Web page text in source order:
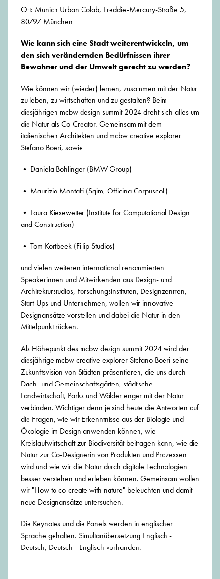
Ort: Munich Urban Colab, Freddie-Mercury-Straße 5,
80797 München
Wie kann sich eine Stadt weiterentwickeln, um
den sich verändernden Bedürfnissen ihrer
Bewohner und der Umwelt gerecht zu werden?
Wie können wir (wieder) lernen, zusammen mit der Natur
zu leben, zu wirtschaften und zu gestalten? Beim
diesjährigen mcbw design summit 2024 dreht sich alles um
die Natur als Co-Creator. Gemeinsam mit dem
italienischen Architekten und mcbw creative explorer
Stefano Boeri, sowie
• Daniela Bohlinger (BMW Group)
• Maurizio Montalti (Sqim, Officina Corpuscoli)
• Laura Kiesewetter (Institute for Computational Design
and Construction)
• Tom Kortbeek (Fillip Studios)
und vielen weiteren international renommierten
Speakerinnen und Mitwirkenden aus Design- und
Architekturstudios, Forschungsinstituten, Designzentren,
Start-Ups und Unternehmen, wollen wir innovative
Designansätze vorstellen und dabei die Natur in den
Mittelpunkt rücken.
Als Höhepunkt des mcbw design summit 2024 wird der
diesjährige mcbw creative explorer Stefano Boeri seine
Zukunftsvision von Städten präsentieren, die uns durch
Dach- und Gemeinschaftsgärten, städtische
Landwirtschaft, Parks und Wälder enger mit der Natur
verbinden. Wichtiger denn je sind heute die Antworten auf
die Fragen, wie wir Erkenntnisse aus der Biologie und
Ökologie im Design anwenden können, wie
Kreislaufwirtschaft zur Biodiversität beitragen kann, wie die
Natur zur Co-Designerin von Produkten und Prozessen
wird und wie wir die Natur durch digitale Technologien
besser verstehen und erleben können. Gemeinsam wollen
wir "How to co-create with nature" beleuchten und damit
neue Designansätze untersuchen.
Die Keynotes und die Panels werden in englischer
Sprache gehalten. Simultanübersetzung Englisch -
Deutsch, Deutsch - Englisch vorhanden.